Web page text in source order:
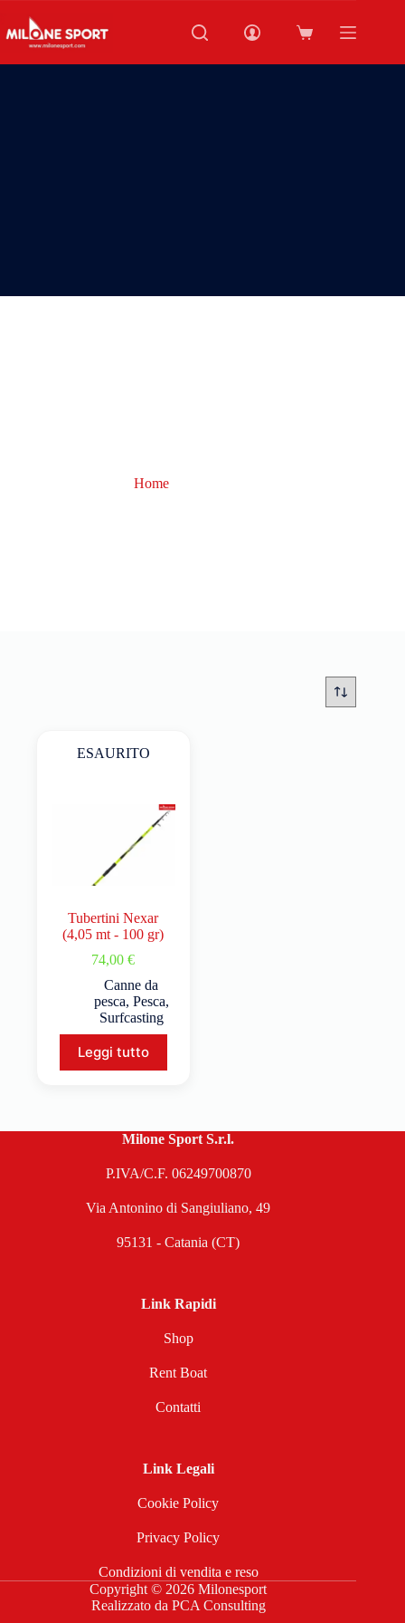
Home
ESAURITO
Tubertini Nexar
(4,05 mt - 100 gr)
74,00€
Canne da
pesca, Pesca,
Surfcasting
Leggi tutto
Milone Sport S.r.l.
P.IVA/C.F. 06249700870
Via Antonino di Sangiuliano, 49
95131 - Catania (CT)
Link Rapidi
Shop
Rent Boat
Contatti
Link Legali
Cookie Policy
Privacy Policy
Condizioni di vendita e reso
Copyright © 2026 Milonesport
Realizzato da PCA Consulting